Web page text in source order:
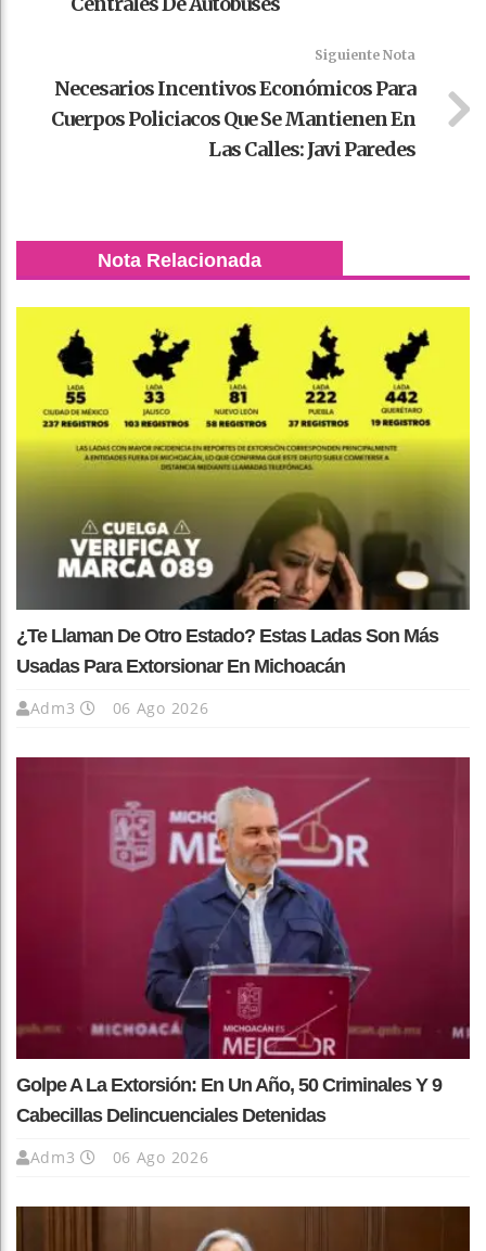
Siguiente Nota
Necesarios Incentivos Económicos Para
Cuerpos Policiacos Que Se Mantienen En
Las Calles: Javi Paredes
Nota Relacionada
¿Te Llaman De Otro Estado? Estas Ladas Son Más
Usadas Para Extorsionar En Michoacán
Adm3 06 Ago 2026
Golpe A La Extorsión: En Un Año, 50 Criminales Y 9
Cabecillas Delincuenciales Detenidas
Adm3 06 Ago 2026